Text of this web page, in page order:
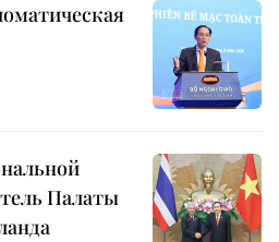
Палаты